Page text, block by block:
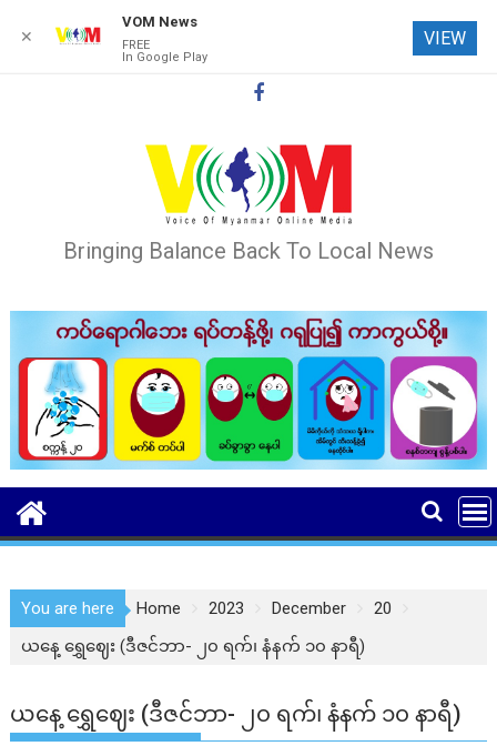
Bringing Balance Back To Local News
You are here Home 2023 December
20
ယနေ့ ရွှေဈေး (ဒီဇင်ဘာ- ၂၀ ရက်၊ နံနက် ၁၀ နာရီ)
ယနေ့ ရွှေဈေး (ဒီဇင်ဘာ- ၂၀ ရက်၊ နံနက် ၁၀ နာရီ)
✕
VOM News
FREE
In Google Play
VIEW